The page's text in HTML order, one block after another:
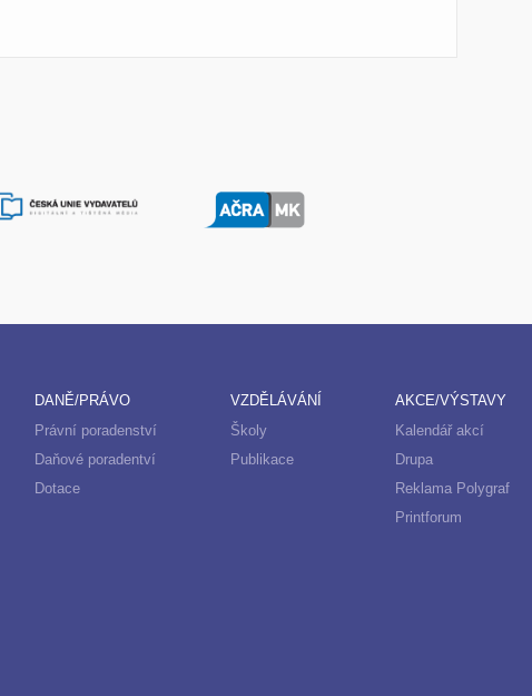
DANĚ/PRÁVO
Právní poradenství
Daňové poradentví
Dotace
VZDĚLÁVÁNÍ
Školy
Publikace
AKCE/VÝSTAVY
Kalendář akcí
Drupa
Reklama Polygraf
Printforum